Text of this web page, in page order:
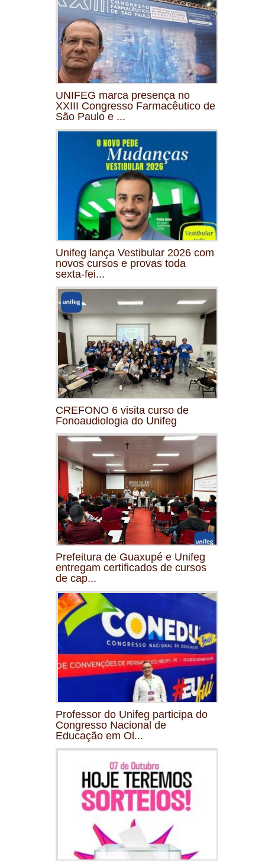
UNIFEG marca presença no
XXIII Congresso Farmacêutico de
São Paulo e ...
Unifeg lança Vestibular 2026 com
novos cursos e provas toda
sexta-fei...
CREFONO 6 visita curso de
Fonoaudiologia do Unifeg
Prefeitura de Guaxupé e Unifeg
entregam certificados de cursos
de cap...
Professor do Unifeg participa do
Congresso Nacional de
Educação em Ol...